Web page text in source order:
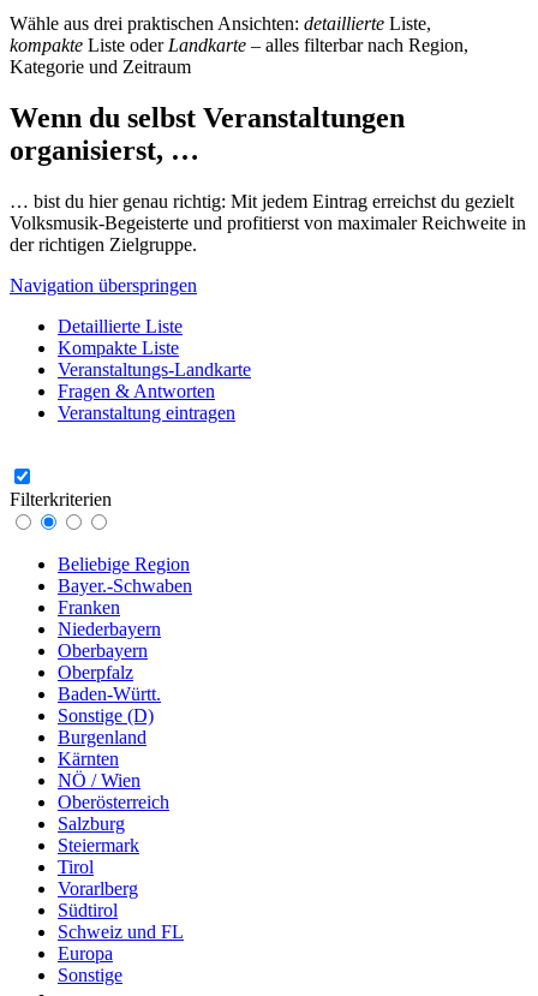
Wähle aus drei praktischen Ansichten: detaillierte Liste,
kompakte Liste oder Landkarte – alles filterbar nach Region,
Kategorie und Zeitraum
Wenn du selbst Veranstaltungen
organisierst, …
… bist du hier genau richtig: Mit jedem Eintrag erreichst du gezielt
Volksmusik-Begeisterte und profitierst von maximaler Reichweite in
der richtigen Zielgruppe.
Navigation überspringen
Detaillierte Liste
Kompakte Liste
Veranstaltungs-Landkarte
Fragen & Antworten
Veranstaltung eintragen
Filterkriterien
Beliebige Region
Bayer.-Schwaben
Franken
Niederbayern
Oberbayern
Oberpfalz
Baden-Württ.
Sonstige (D)
Burgenland
Kärnten
NÖ / Wien
Oberösterreich
Salzburg
Steiermark
Tirol
Vorarlberg
Südtirol
Schweiz und FL
Europa
Sonstige